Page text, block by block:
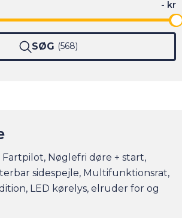
SØG 568
Fartpilot, Nøglefri døre + start,
sidespejle, Multifunktionsrat,
LED kørelys, elruder for og